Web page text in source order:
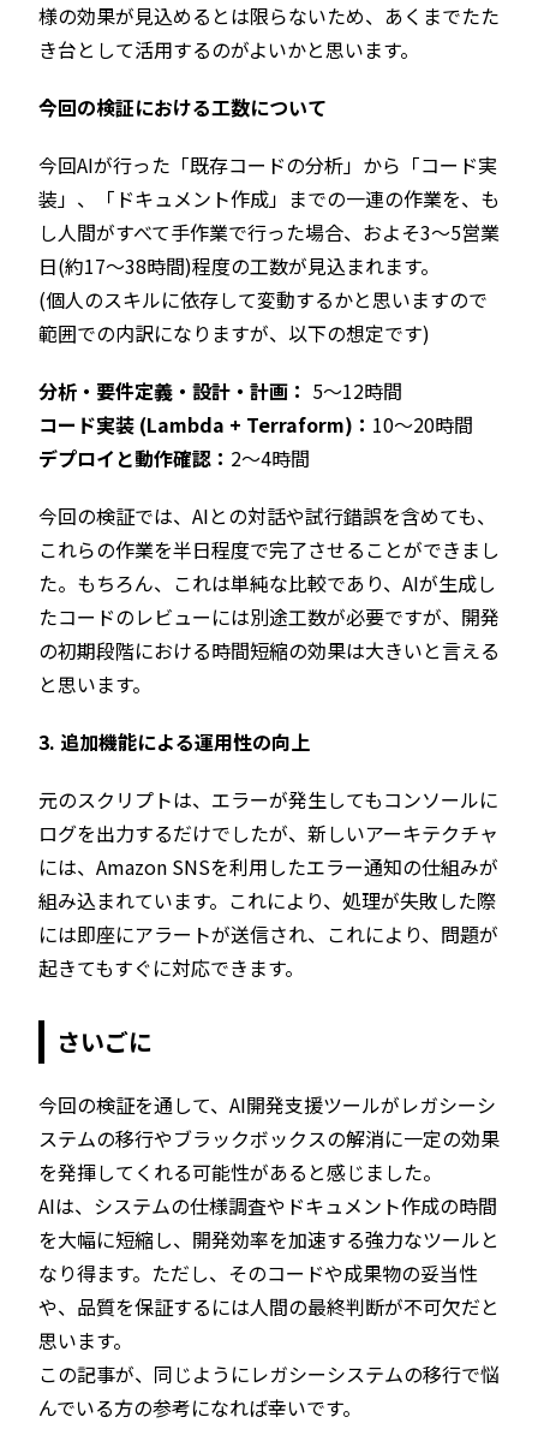
様の効果が見込めるとは限らないため、あくまでたた
き台として活用するのがよいかと思います。
今回の検証における工数について
​今回AIが行った「既存コードの分析」から「コード実
装」、「ドキュメント作成」までの一連の作業を、も
し人間がすべて手作業で行った場合、およそ3〜5営業
日(約17〜38時間)程度の工数が見込まれます。
(個人のスキルに依存して変動するかと思いますので
範囲での内訳になりますが、以下の想定です)
分析・要件定義・設計・計画： 5〜12時間
コード実装 (Lambda + Terraform)： 10〜20時間
​デプロイと動作確認： 2〜4時間
​今回の検証では、AIとの対話や試行錯誤を含めても、
これらの作業を半日程度で完了させることができまし
た。もちろん、これは単純な比較であり、AIが生成し
たコードのレビューには別途工数が必要ですが、開発
の初期段階における時間短縮の効果は大きいと言える
と思います。
3. 追加機能による運用性の向上
元のスクリプトは、エラーが発生してもコンソールに
ログを出力するだけでしたが、新しいアーキテクチャ
には、Amazon SNSを利用したエラー通知の仕組みが
組み込まれています。これにより、処理が失敗した際
には即座にアラートが送信され、これにより、問題が
起きてもすぐに対応できます。
さいごに
​今回の検証を通して、AI開発支援ツールがレガシーシ
ステムの移行やブラックボックスの解消に一定の効果
を発揮してくれる可能性があると感じました。
AIは、システムの仕様調査やドキュメント作成の時間
を大幅に短縮し、開発効率を加速する強力なツールと
なり得ます。ただし、そのコードや成果物の妥当性
や、品質を保証するには人間の最終判断が不可欠だと
思います。
この記事が、同じようにレガシーシステムの移行で悩
んでいる方の参考になれば幸いです。